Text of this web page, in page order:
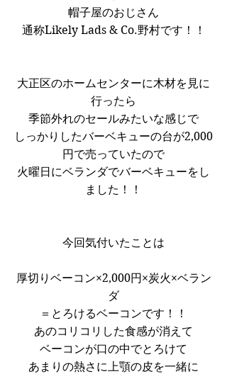
帽子屋のおじさん
通称Likely Lads & Co.野村です！！
大正区のホームセンターに木材を見に
行ったら
季節外れのセールみたいな感じで
しっかりしたバーベキューの台が2,000
円で売っていたので
火曜日にベランダでバーベキューをし
ました！！
今回気付いたことは
厚切りベーコン×2,000円×炭火×ベラン
ダ
＝とろけるベーコンです！！
あのコリコリした食感が消えて
ベーコンが口の中でとろけて
あまりの熱さに上顎の皮を一緒に